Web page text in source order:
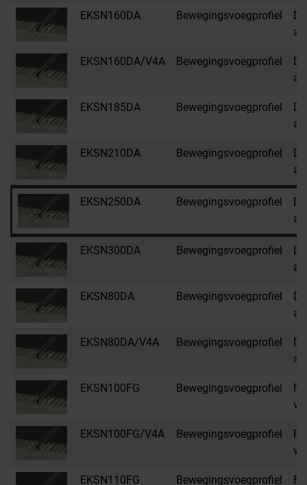
EKSN160DA Bewegingsvoegprofiel
EKSN160DA/V4A Bewegingsvoegprofiel
EKSN185DA Bewegingsvoegprofiel
EKSN210DA Bewegingsvoegprofiel
EKSN250DA Bewegingsvoegprofiel
EKSN300DA Bewegingsvoegprofiel
EKSN80DA Bewegingsvoegprofiel
EKSN80DA/V4A Bewegingsvoegprofiel
EKSN100FG Bewegingsvoegprofiel
EKSN100FG/V4A Bewegingsvoegprofiel
EKSN110FG Bewegingsvoegprofiel